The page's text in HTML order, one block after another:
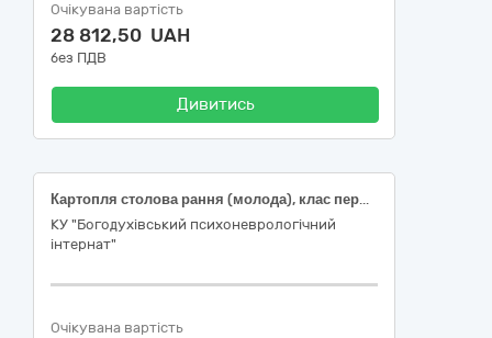
Очікувана вартість
28 812,50 UAH
без ПДВ
Дивитись
Картопля столова рання (молода), клас перший, ДСТУ 9221
КУ "Богодухівський психоневрологічний
інтернат"
Очікувана вартість